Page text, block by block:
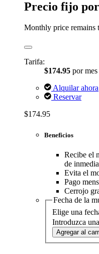
Precio fijo
Monthly price remains
Tarifa:
$174.95 por mes
Alquilar ahora
Reservar
$174.95
Beneficios
Recibe el
de
Evita el
Pago
Cerrojo
Fecha de la
Elige una
Introduzca
Agregar al